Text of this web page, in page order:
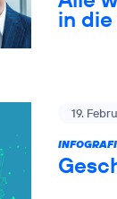
in
19.